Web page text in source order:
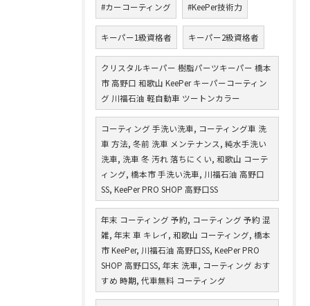
#カーコーティング #KeePer技術力
キーパー1級資格者 キーパー2級資格者
クリスタルキーパー 樹脂パーツキーパー 橋本
市 高野口 和歌山 KeePer キーパーコーティン
グ 川福石油 軽自動車 ツートンカラー
コーティング 手洗い洗車, コーティング車 洗
車 方法, 冬前 洗車 メンテナンス, 純水手洗い
洗車, 洗車 冬 汚れ 落ちにくい, 和歌山 コーテ
ィング, 橋本市 手洗い洗車, 川福石油 高野口
SS, KeePer PRO SHOP 高野口SS
年末 コーティング 予約, コーティング 予約 混
雑, 年末 車 キレイ, 和歌山 コーティング, 橋本
市 KeePer, 川福石油 高野口SS, KeePer PRO
SHOP 高野口SS, 年末 洗車, コーティング おす
すめ 時期, 代車無料 コーティング